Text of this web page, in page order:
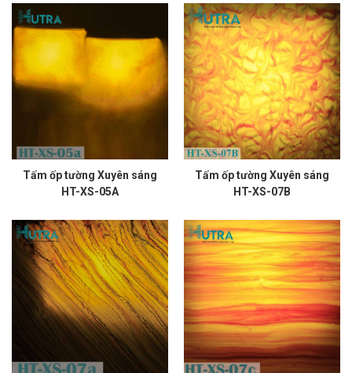
Tấm ốp tường Xuyên sáng
HT-XS-05A
Tấm ốp tường Xuyên sáng
HT-XS-07B